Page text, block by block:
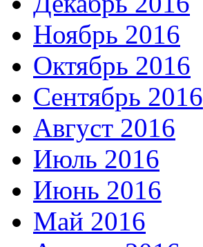
Ноябрь 2016
Октябрь 2016
Сентябрь 2016
Август 2016
Июль 2016
Июнь 2016
Май 2016